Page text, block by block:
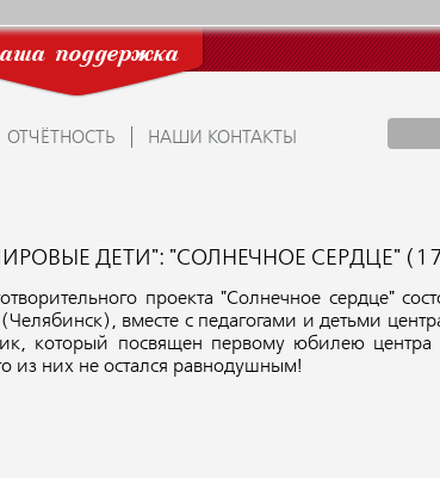
поддержка
ОТЧЁТНОСТЬ НАШИ КОНТАКТЫ
ДЕТИ": "СОЛНЕЧНОЕ СЕРДЦЕ"
проекта "Солнечное сердце"
вместе с педагогами и детьми
который посвящен первому юбилею центра
из них не остался равнодушным!